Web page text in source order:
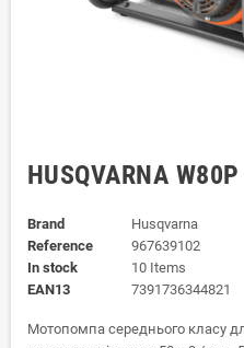
HUSQVARNA W80P
Brand
Husqvarna
Reference
967639102
In stock
10 Items
EAN13
7391736344821
Мотопомпа середнього класу